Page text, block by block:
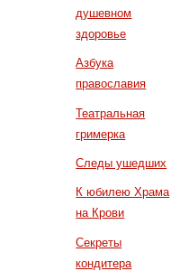
душевном
здоровье
Азбука
православия
Театральная
гримерка
Следы ушедших
К юбилею Храма
на Крови
Секреты
кондитера